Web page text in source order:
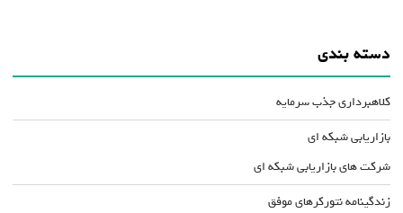
دسته بندی
کلاهبرداری جذب سرمایه
بازاریابی شبکه ای
شرکت های بازاریابی شبکه ای
زندگینامه نتورکرهای موفق